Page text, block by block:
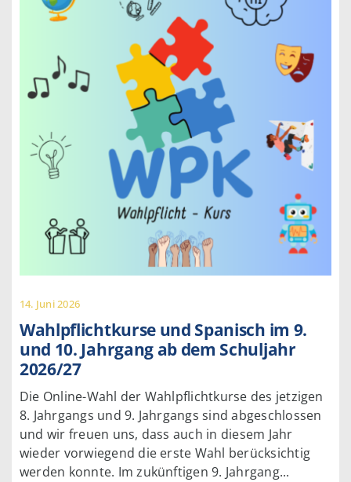
14. Juni 2026
Wahlpflichtkurse und Spanisch im 9.
und 10. Jahrgang ab dem Schuljahr
2026/27
Die Online-Wahl der Wahlpflichtkurse des jetzigen
8. Jahrgangs und 9. Jahrgangs sind abgeschlossen
und wir freuen uns, dass auch in diesem Jahr
wieder vorwiegend die erste Wahl berücksichtig
werden konnte. Im zukünftigen 9. Jahrgang...